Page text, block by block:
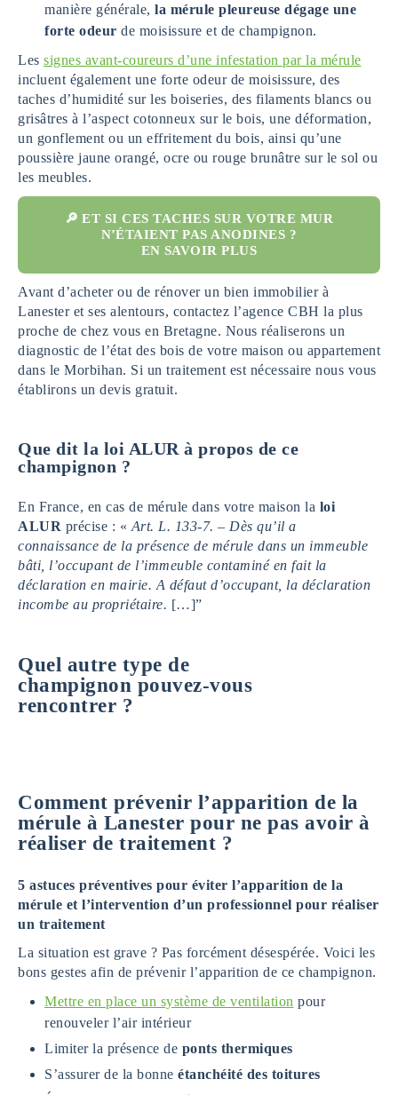
manière générale, la mérule pleureuse dégage une
forte odeur de moisissure et de champignon.
Les signes avant-coureurs d’une infestation par la mérule
incluent également une forte odeur de moisissure, des
taches d’humidité sur les boiseries, des filaments blancs ou
grisâtres à l’aspect cotonneux sur le bois, une déformation,
un gonflement ou un effritement du bois, ainsi qu’une
poussière jaune orangé, ocre ou rouge brunâtre sur le sol ou
les meubles.
🔎 ET SI CES TACHES SUR VOTRE MUR
N’ÉTAIENT PAS ANODINES ?
EN SAVOIR PLUS
Avant d’acheter ou de rénover un bien immobilier à
Lanester et ses alentours, contactez l’agence CBH la plus
proche de chez vous en Bretagne. Nous réaliserons un
diagnostic de l’état des bois de votre maison ou appartement
dans le Morbihan. Si un traitement est nécessaire nous vous
établirons un devis gratuit.
Que dit la loi ALUR à propos de ce
champignon ?
En France, en cas de mérule dans votre maison la loi
ALUR précise : « Art. L. 133-7. – Dès qu’il a
connaissance de la présence de mérule dans un immeuble
bâti, l’occupant de l’immeuble contaminé en fait la
déclaration en mairie. A défaut d’occupant, la déclaration
incombe au propriétaire. […]”
Quel autre type de
champignon pouvez-vous
rencontrer ?
Comment prévenir l’apparition de la
mérule à Lanester pour ne pas avoir à
réaliser de traitement ?
5 astuces préventives pour éviter l’apparition de la
mérule et l’intervention d’un professionnel pour réaliser
un traitement
La situation est grave ? Pas forcément désespérée. Voici les
bons gestes afin de prévenir l’apparition de ce champignon.
Mettre en place un système de ventilation pour
renouveler l’air intérieur
Limiter la présence de ponts thermiques
S’assurer de la bonne étanchéité des toitures